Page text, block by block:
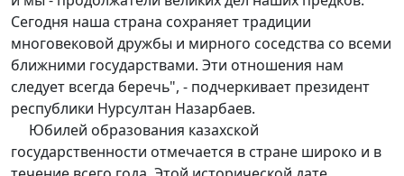
Сегодня наша страна сохраняет традиции
многовековой дружбы и мирного соседства со всеми
ближними государствами. Эти отношения нам
следует всегда беречь", - подчеркивает президент
республики Нурсултан Назарбаев.
Юбилей образования казахской
государственности отмечается в стране широко и в